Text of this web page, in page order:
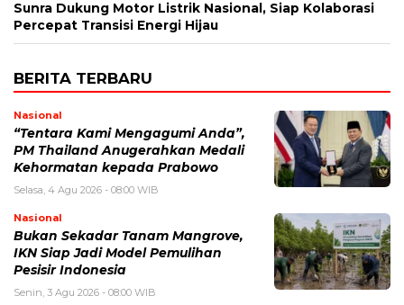
Sunra Dukung Motor Listrik Nasional, Siap Kolaborasi
Percepat Transisi Energi Hijau
BERITA TERBARU
Nasional
“Tentara Kami Mengagumi Anda”,
PM Thailand Anugerahkan Medali
Kehormatan kepada Prabowo
Selasa, 4 Agu 2026 - 08:00 WIB
Nasional
Bukan Sekadar Tanam Mangrove,
IKN Siap Jadi Model Pemulihan
Pesisir Indonesia
Senin, 3 Agu 2026 - 08:00 WIB